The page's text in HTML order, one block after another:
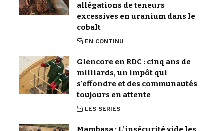
allégations de teneurs
excessives en uranium dans le
cobalt
EN CONTINU
Glencore en RDC : cinq ans de
milliards, un impôt qui
s’effondre et des communautés
toujours en attente
LES SERIES